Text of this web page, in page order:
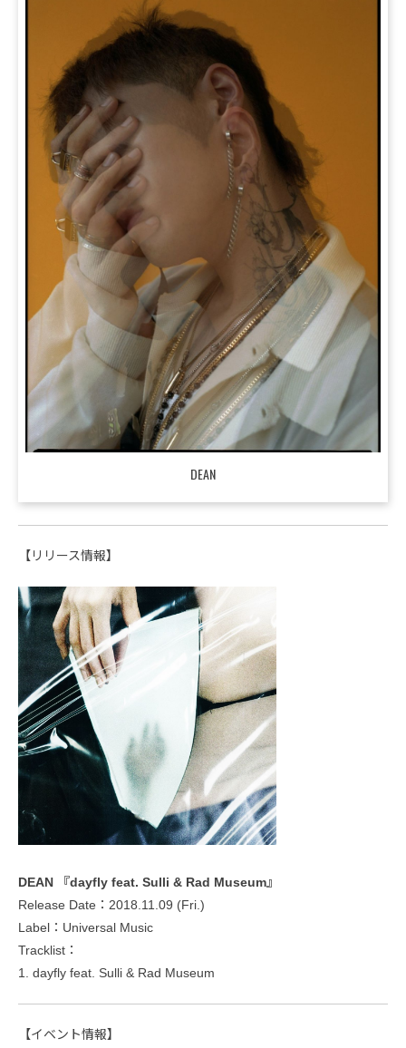
DEAN
【リリース情報】
DEAN 『dayfly feat. Sulli & Rad Museum』
Release Date：2018.11.09 (Fri.)
Label：Universal Music
Tracklist：
1. dayfly feat. Sulli & Rad Museum
【イベント情報】